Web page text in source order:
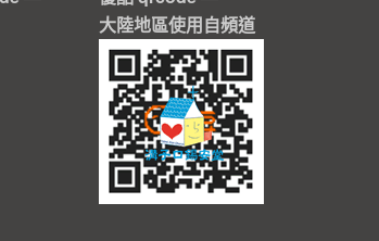
大陸地區使用自頻道